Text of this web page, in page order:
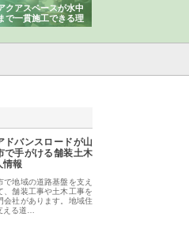
ペースが水中
施工できる理
強み
ドバンスロードが山
で手がける舗装土木
情報
で地域の道路基盤を支え
、舗装工事や土木工事を
会社があります。地域住
える道…